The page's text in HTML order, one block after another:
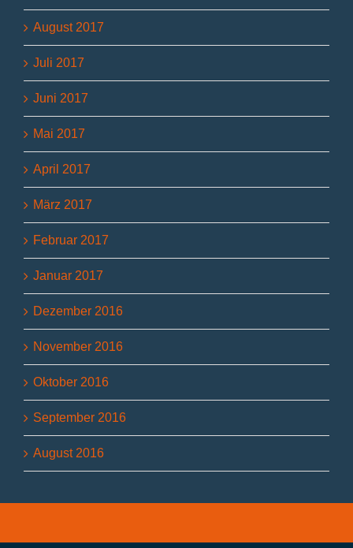
August 2017
Juli 2017
Juni 2017
Mai 2017
April 2017
März 2017
Februar 2017
Januar 2017
Dezember 2016
November 2016
Oktober 2016
September 2016
August 2016